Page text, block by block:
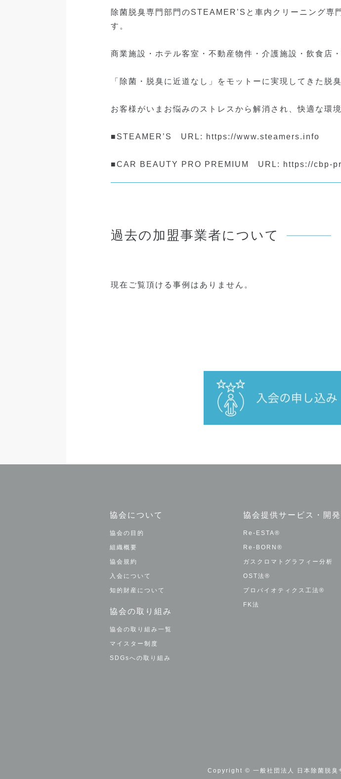
除菌脱臭専門部門のSTEAMER’Sと車内クリーニング
す。
商業施設・ホテル客室・不動産物件・介護施設・飲食店
「除菌・脱臭に近道なし」をモットーに実現してきた脱
お客様がいまお悩みのストレスから解消され、快適な環
■STEAMER’S URL: https://www.steamers.info
■CAR BEAUTY PRO PREMIUM URL: https://cbp-
過去の加盟事業者について
現在ご覧頂ける事例はありません。
協会について
協会の目的
組織概要
協会規約
入会について
知的財産について
協会の取り組み
協会の取り組み一覧
マイスター制度
SDGsへの取り組み
協会提供サービス・開
Re-ESTA®
Re-BORN®
ガスクロマトグラフィー分析
OST法®
プロバイオティクス工法®
FK法
Copyright © 一般社団法人 日本除菌脱